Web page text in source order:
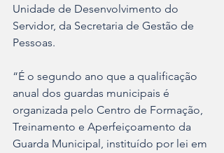
Unidade de Desenvolvimento do
Servidor, da Secretaria de Gestão de
Pessoas.
“É o segundo ano que a qualificação
anual dos guardas municipais é
organizada pelo Centro de Formação,
Treinamento e Aperfeiçoamento da
Guarda Municipal, instituído por lei em